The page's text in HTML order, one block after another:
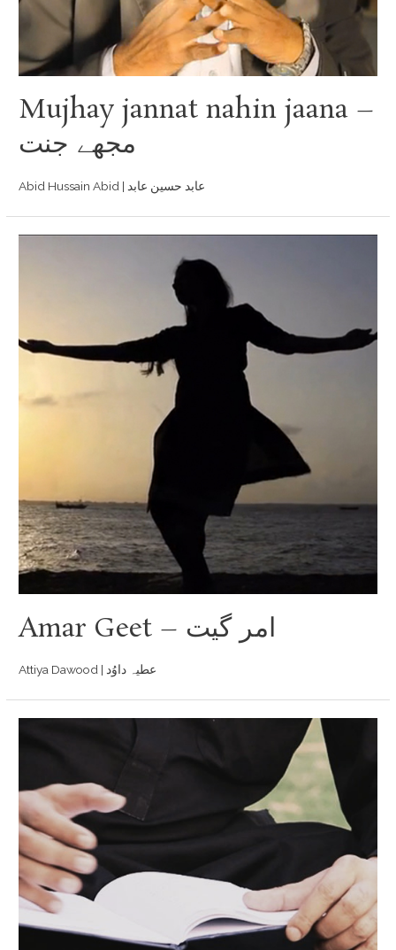
Mujhay jannat nahin jaana –
مجھے جنت
Abid Hussain Abid | عابد حسین عابد
Amar Geet – امر گيت
Attiya Dawood | عطیہ داوُد